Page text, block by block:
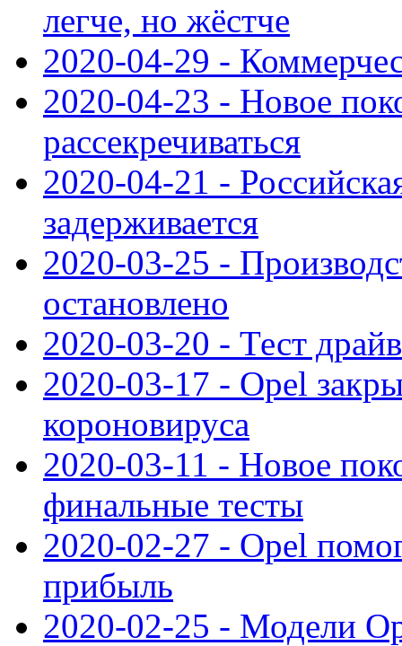
легче, но жёстче
2020-04-29 -
2020-04-23 - Новое
рассекречиваться
2020-04-21 -
задерживается
2020-03-25 -
остановлено
2020-03-20 - Тест
2020-03-17 - Opel
короновируса
2020-03-11 - Новое
финальные тесты
2020-02-27 - Opel
прибыль
2020-02-25 - Модели